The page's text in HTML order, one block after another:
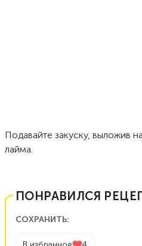
Подавайте закуску, выложив
лайма.
ПОНРАВИЛСЯ
СОХРАНИТЬ: